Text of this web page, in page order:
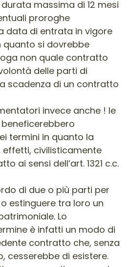
massima di 12 mesi
proroghe
data di entrata in vigore
quanto si dovrebbe
non quale contratto
delle parti di
scadenza di un contratto
invece anche ! le
termini in quanto la
civilisticamente
ai sensi dell’art. 1321 c.c.
di due o più parti per
estinguere tra loro un
Lo
è infatti un modo di
contratto che, senza
cesserebbe di esistere.